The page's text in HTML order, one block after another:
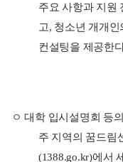
주요 사항과 지원
고, 청소년 개개
컨설팅을 제공한
ㅇ 대학 입시설명회 등
주 지역의 꿈드림
(1388.go.kr)에서